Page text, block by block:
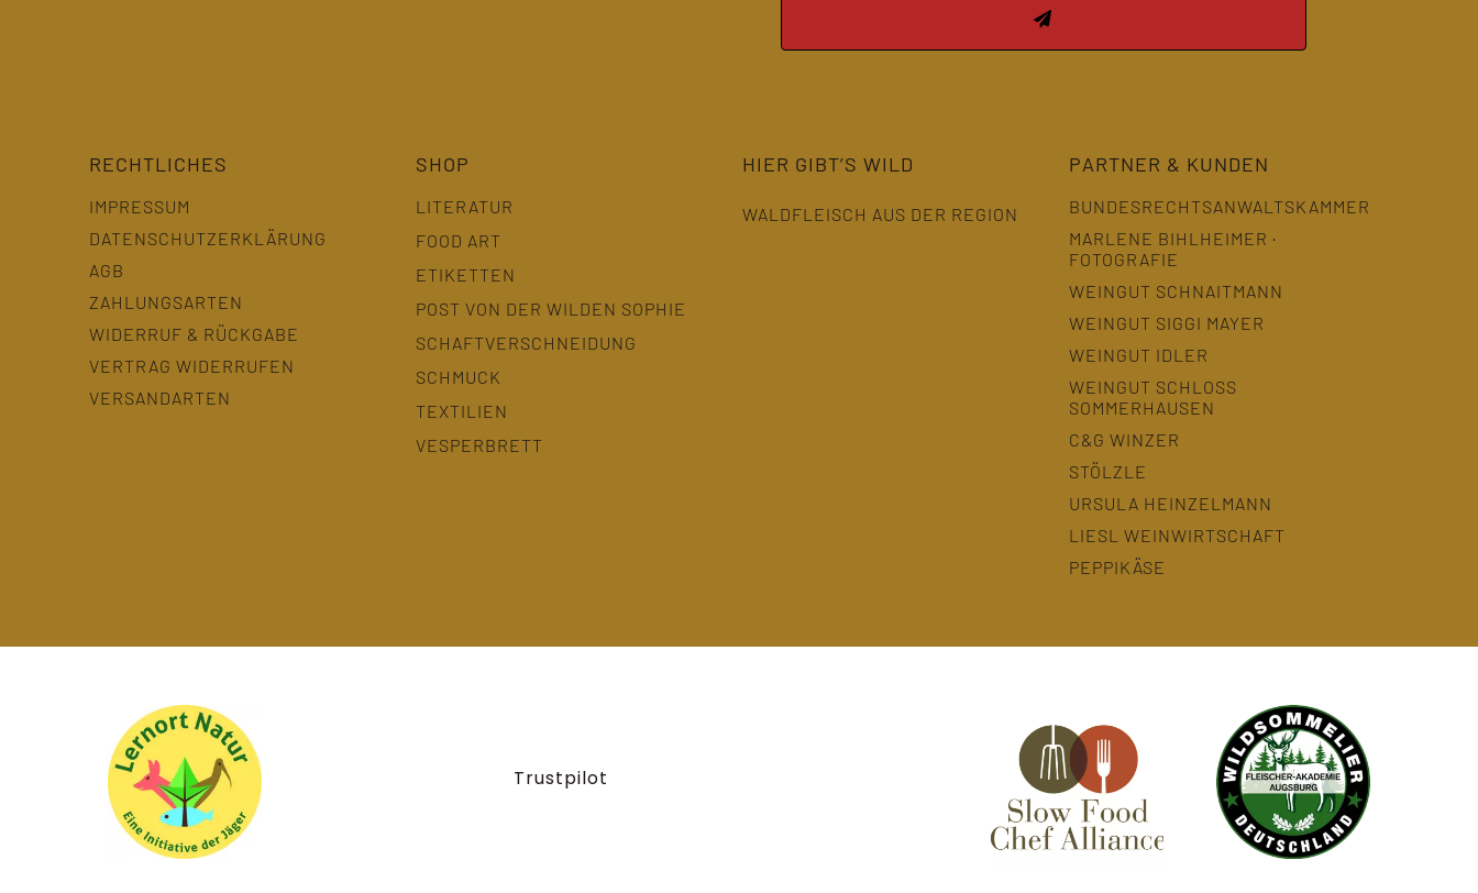
RECHTLICHES
IMPRESSUM
DATENSCHUTZERKLÄRUNG
AGB
ZAHLUNGSARTEN
WIDERRUF & RÜCKGABE
VERTRAG WIDERRUFEN
VERSANDARTEN
SHOP
LITERATUR
FOOD ART
ETIKETTEN
POST VON DER WILDEN SOPHIE
SCHAFTVERSCHNEIDUNG
SCHMUCK
TEXTILIEN
VESPERBRETT
HIER GIBT’S WILD
WALDFLEISCH AUS DER REGION
PARTNER & KUNDEN
BUNDESRECHTSANWALTSKAMMER
MARLENE BIHLHEIMER ·
FOTOGRAFIE
WEINGUT SCHNAITMANN
WEINGUT SIGGI MAYER
WEINGUT IDLER
WEINGUT SCHLOSS
SOMMERHAUSEN
C&G WINZER
STÖLZLE
URSULA HEINZELMANN
LIESL WEINWIRTSCHAFT
PEPPIKÄSE
Trustpilot